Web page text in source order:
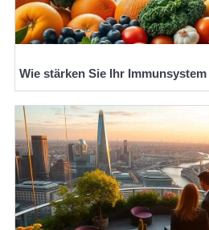
Wie stärken Sie Ihr